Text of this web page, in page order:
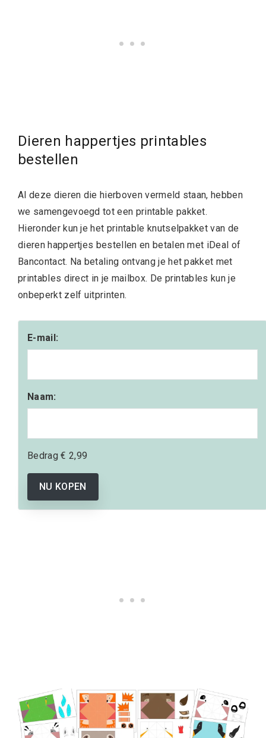
Dieren happertjes printables
bestellen
Al deze dieren die hierboven vermeld staan, hebben
we samengevoegd tot een printable pakket.
Hieronder kun je het printable knutselpakket van de
dieren happertjes bestellen en betalen met iDeal of
Bancontact. Na betaling ontvang je het pakket met
printables direct in je mailbox. De printables kun je
onbeperkt zelf uitprinten.
E-mail:
Naam:
Bedrag€ 2,99
NU KOPEN